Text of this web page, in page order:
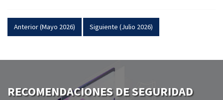
Anterior (Mayo 2026) Siguiente (Julio 2026)
RECOMENDACIONES DE SEGURIDAD